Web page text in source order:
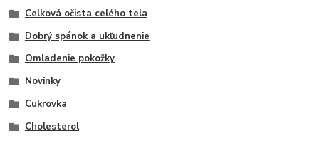
Celková očista celého tela
Dobrý spánok a ukľudnenie
Omladenie pokožky
Novinky
Cukrovka
Cholesterol